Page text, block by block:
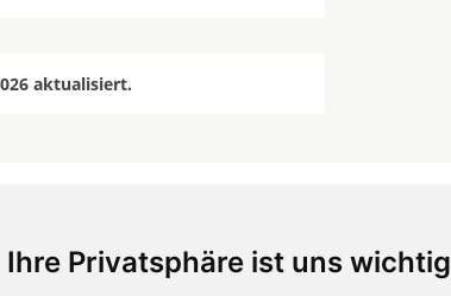
Ihre Privatsphäre ist uns wichtig
aktualisiert.